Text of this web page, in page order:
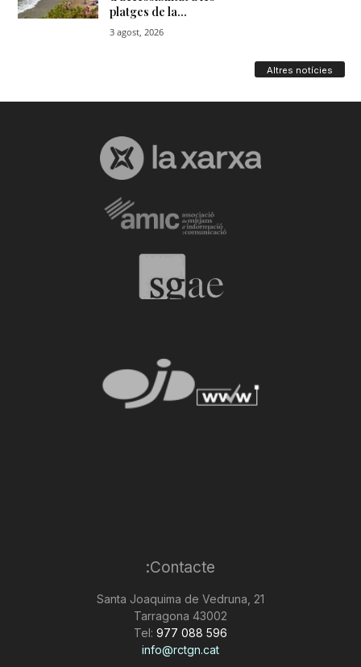
Altres notícies
Contacte:
Santa Joaquima de Vedruna, 21
43002 Tarragona
Tel: 977 088 596
info@rctgn.cat